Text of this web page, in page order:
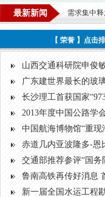
问答
公益
广告
招聘 |
最新新闻
游度假出行需求集中释放 交
【 荣誉 】点击
长沙理工首获国家
中国航海博物馆“重现